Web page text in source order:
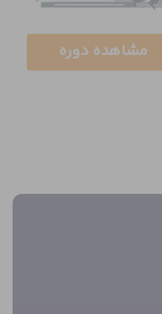
مشاهده دوره